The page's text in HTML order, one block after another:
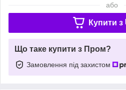
або
Купити з
Що таке купити з Пром?
Замовлення під захистом